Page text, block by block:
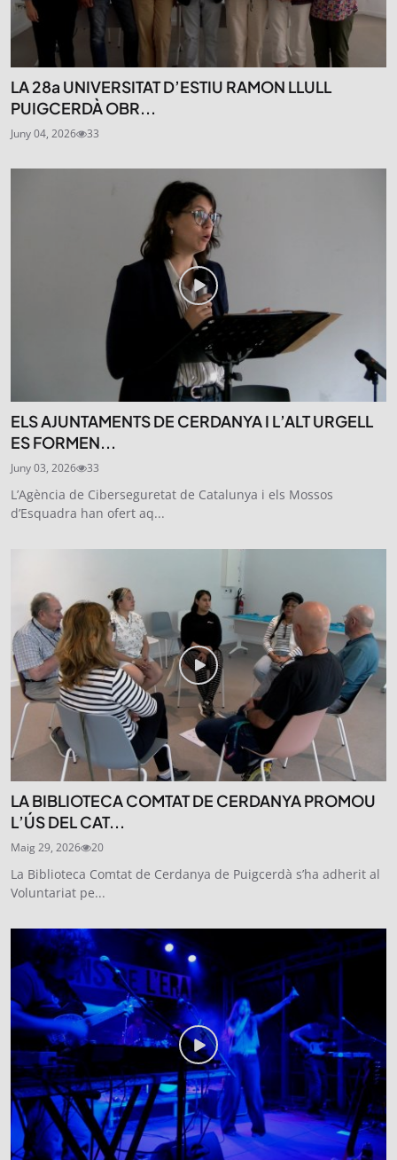
LA 28a UNIVERSITAT D’ESTIU RAMON LLULL
PUIGCERDÀ OBR...
Juny 04, 2026 33
ELS AJUNTAMENTS DE CERDANYA I L’ALT URGELL
ES FORMEN...
Juny 03, 2026 33
L’Agència de Ciberseguretat de Catalunya i els Mossos
d’Esquadra han ofert aq...
LA BIBLIOTECA COMTAT DE CERDANYA PROMOU
L’ÚS DEL CAT...
Maig 29, 2026 20
La Biblioteca Comtat de Cerdanya de Puigcerdà s’ha adherit al
Voluntariat pe...